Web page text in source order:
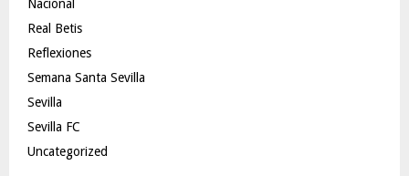
Nacional
Real Betis
Reflexiones
Semana Santa Sevilla
Sevilla
Sevilla FC
Uncategorized